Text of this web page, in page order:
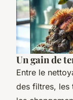
Un gain de
Entre le
des filtres, les